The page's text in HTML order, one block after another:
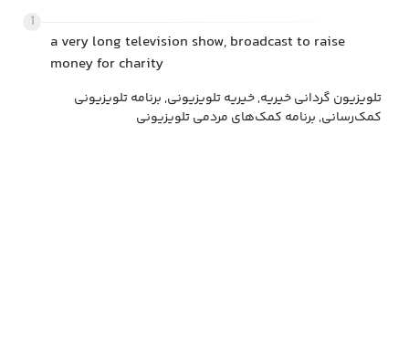
1
a very long television show, broadcast to raise
money for charity
تلویزیون گردانی خیریه, خیریه تلویزیونی, برنامه تلویزیونی
کمک‌رسانی, برنامه کمک‌های مردمی تلویزیونی